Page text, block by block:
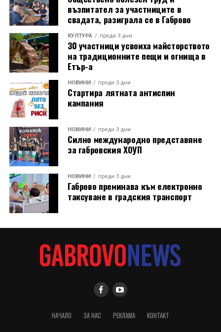
възпитател за участниците в
свадата, разиграла се в Габрово
КУЛТУРА преди 3 дни
30 участници усвоиха майсторството
на традиционните пещи и огнища в
Етър-а
НОВИНИ преди 3 дни
Стартира лятната антиспин
кампания
НОВИНИ преди 3 дни
Силно международно представяне
за габровския ХОУП
НОВИНИ преди 3 дни
Габрово преминава към електронно
таксуване в градския транспорт
НАЧАЛО ЗА НАС РЕКЛАМА КОНТАКТ